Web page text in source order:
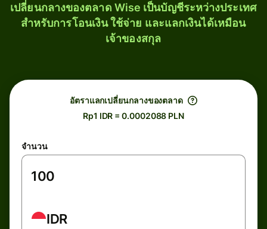
เปลี่ยนกลางของตลาด Wise เป็นบัญชีระหว่างประเทศ
สำหรับการโอนเงิน ใช้จ่าย และแลกเงินได้เหมือน
เจ้าของสกุล
อัตราแลกเปลี่ยนกลางของตลาด
Rp1 IDR = 0.0002088 PLN
จำนวน
IDR